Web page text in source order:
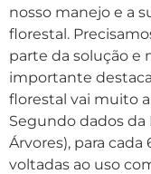
nosso manejo e a
florestal.
parte da solução e
importante
florestal vai muito
Segundo dados da
Árvores), para
voltadas ao uso